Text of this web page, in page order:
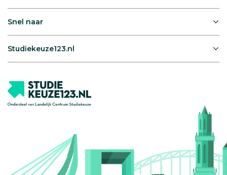
Snel naar
Studiekeuze123.nl